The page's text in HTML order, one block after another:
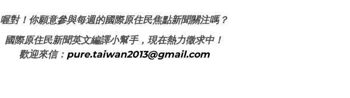
喔對！你願意參與每週的國際原住民焦點新聞關注嗎？
國際原住民新聞英文編譯小幫手，現在熱力徵求中！
歡迎來信： pure.taiwan2013@gmail.com